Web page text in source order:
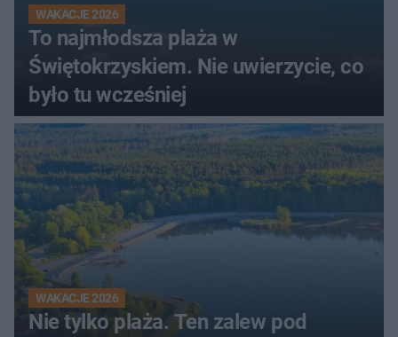
WAKACJE 2026
To najmłodsza plaża w
Świętokrzyskiem. Nie uwierzycie, co
było tu wcześniej
WAKACJE 2026
Nie tylko plaża. Ten zalew pod